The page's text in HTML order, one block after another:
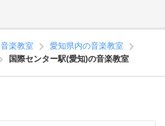
音楽教室
愛知県内の音楽教室
国際センター駅(愛知)の音楽教室